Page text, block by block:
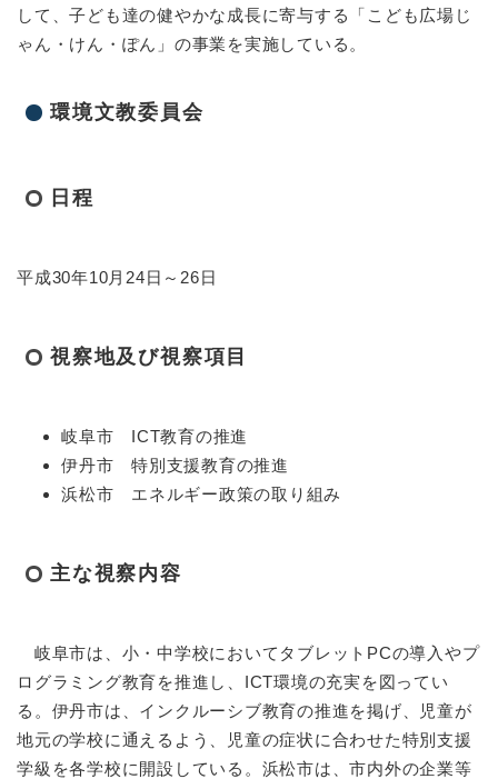
して、子ども達の健やかな成長に寄与する「こども広場じ
ゃん・けん・ぽん」の事業を実施している。
環境文教委員会
日程
平成30年10月24日～26日
視察地及び視察項目
岐阜市 ICT教育の推進
伊丹市 特別支援教育の推進
浜松市 エネルギー政策の取り組み
主な視察内容
岐阜市は、小・中学校においてタブレットPCの導入やプ
ログラミング教育を推進し、ICT環境の充実を図ってい
る。伊丹市は、インクルーシブ教育の推進を掲げ、児童が
地元の学校に通えるよう、児童の症状に合わせた特別支援
学級を各学校に開設している。浜松市は、市内外の企業等